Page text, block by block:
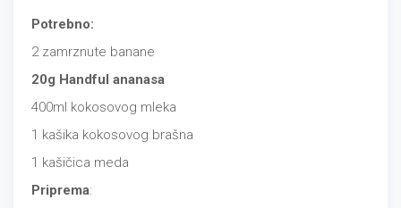
Potrebno:
2 zamrznute banane
20g Handful ananasa
400ml kokosovog mleka
1 kašika kokosovog brašna
1 kašičica meda
Priprema: